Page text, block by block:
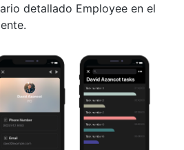
detallado Employee en el